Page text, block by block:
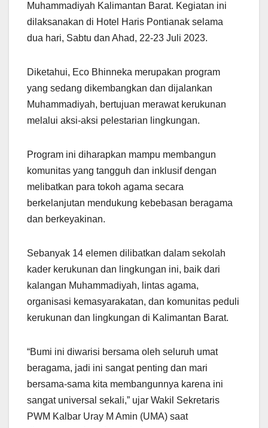
Muhammadiyah Kalimantan Barat. Kegiatan ini
dilaksanakan di Hotel Haris Pontianak selama
dua hari, Sabtu dan Ahad, 22-23 Juli 2023.
Diketahui, Eco Bhinneka merupakan program
yang sedang dikembangkan dan dijalankan
Muhammadiyah, bertujuan merawat kerukunan
melalui aksi-aksi pelestarian lingkungan.
Program ini diharapkan mampu membangun
komunitas yang tangguh dan inklusif dengan
melibatkan para tokoh agama secara
berkelanjutan mendukung kebebasan beragama
dan berkeyakinan.
Sebanyak 14 elemen dilibatkan dalam sekolah
kader kerukunan dan lingkungan ini, baik dari
kalangan Muhammadiyah, lintas agama,
organisasi kemasyarakatan, dan komunitas peduli
kerukunan dan lingkungan di Kalimantan Barat.
“Bumi ini diwarisi bersama oleh seluruh umat
beragama, jadi ini sangat penting dan mari
bersama-sama kita membangunnya karena ini
sangat universal sekali,” ujar Wakil Sekretaris
PWM Kalbar Uray M Amin (UMA) saat